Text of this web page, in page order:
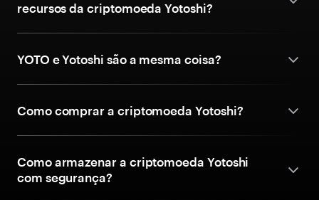
recursos da criptomoeda Yotoshi?
YOTO e Yotoshi são a mesma coisa?
Como comprar a criptomoeda Yotoshi?
Como armazenar a criptomoeda Yotoshi
com segurança?